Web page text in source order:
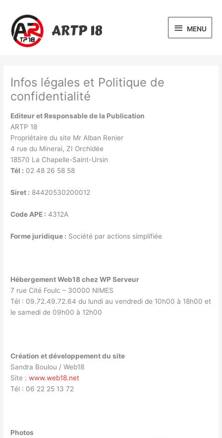
contenu
ARTP 18
MENU
MENU
Infos légales et Politique de
confidentialité
Editeur et Responsable de la Publication
ARTP 18
Propriétaire du site Mr Alban Renier
4 rue du Minerai, ZI Orchidée
18570 La Chapelle-Saint-Ursin
Tél : 02 48 26 58 58
Siret : 84420530200012
Code APE : 4312A
Forme juridique : Société par actions simplifiée
Hébergement Web18 chez WP Serveur
7 rue Cité Foulc – 30000 NIMES
Tél : 09.72.49.72.64 du lundi au vendredi de 10h00 à 18h00 et
le samedi de 09h00 à 12h00
Création et développement du site
Sandra Boulou / Web18
Site :www.web18.net
Tél : 06 22 25 13 72
Photos